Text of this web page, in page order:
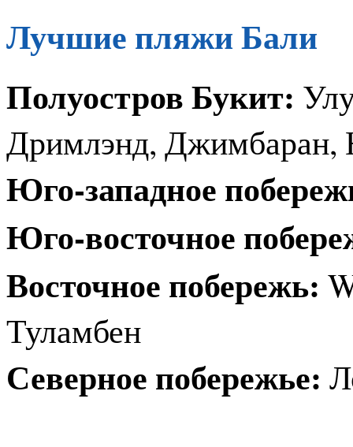
Лучшие пляжи Бали
Полуостров Букит:
Дримлэнд, Джимбаран,
Юго-западное
Юго-восточное
Восточное побережь:
Туламбен
Северное побережье: